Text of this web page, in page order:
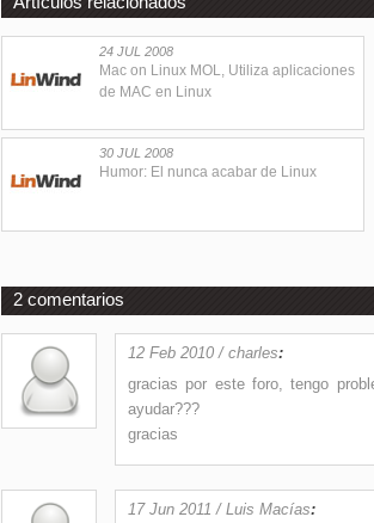
24 JUL 2008
Mac on Linux MOL, Utiliza aplicaciones
de MAC en Linux
30 JUL 2008
Humor: El nunca acabar de Linux
2 comentarios
12 Feb 2010 / charles:
gracias por este foro, tengo
ayudar???
gracias
17 Jun 2011 / Luis Macías: